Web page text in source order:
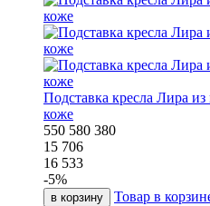
Подставка кресла Лира
коже
550 580 380
15 706
16 533
-5%
в корзину Товар в